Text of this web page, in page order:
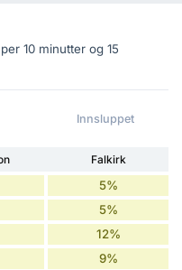
10 minutter og 15
Innsluppet
Falkirk
5%
5%
12%
9%